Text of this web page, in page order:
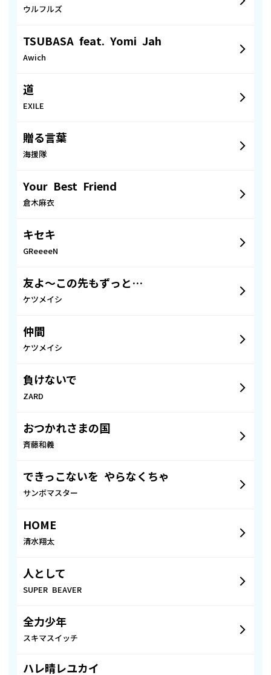
ウルフルズ
TSUBASA feat. Yomi Jah
Awich
道
EXILE
贈る言葉
海援隊
Your Best Friend
倉木麻衣
キセキ
GReeeeN
友よ〜この先もずっと…
ケツメイシ
仲間
ケツメイシ
負けないで
ZARD
おつかれさまの国
斉藤和義
できっこないを やらなくちゃ
サンボマスター
HOME
清水翔太
人として
SUPER BEAVER
全力少年
スキマスイッチ
ハレ晴レユカイ